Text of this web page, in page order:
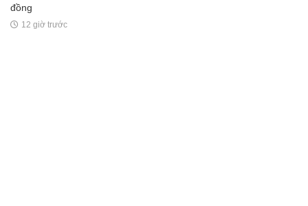
đồng
12 giờ trước